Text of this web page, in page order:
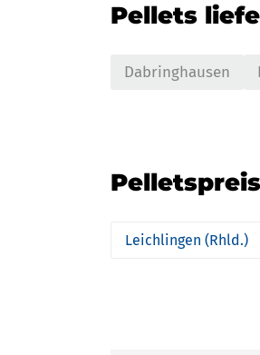
Pellets
Dabringhausen
Leichlingen (Rhld.)